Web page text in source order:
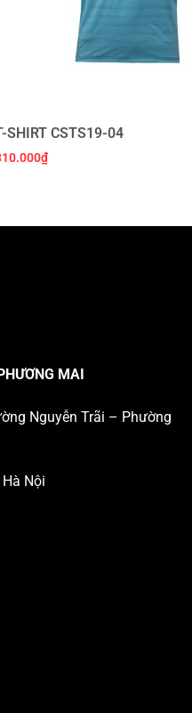
SHIRT CSTS19-04
₫
MAI
Nguyễn Trãi – Phường
Nội